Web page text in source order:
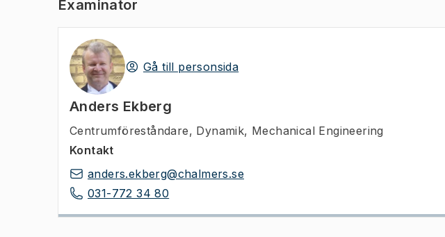
Examinator
Gå till personsida
Anders Ekberg
Centrumföreståndare, Dynamik, Mechanical Engineering
Kontakt
anders.ekberg@chalmers.se
031-772 34 80